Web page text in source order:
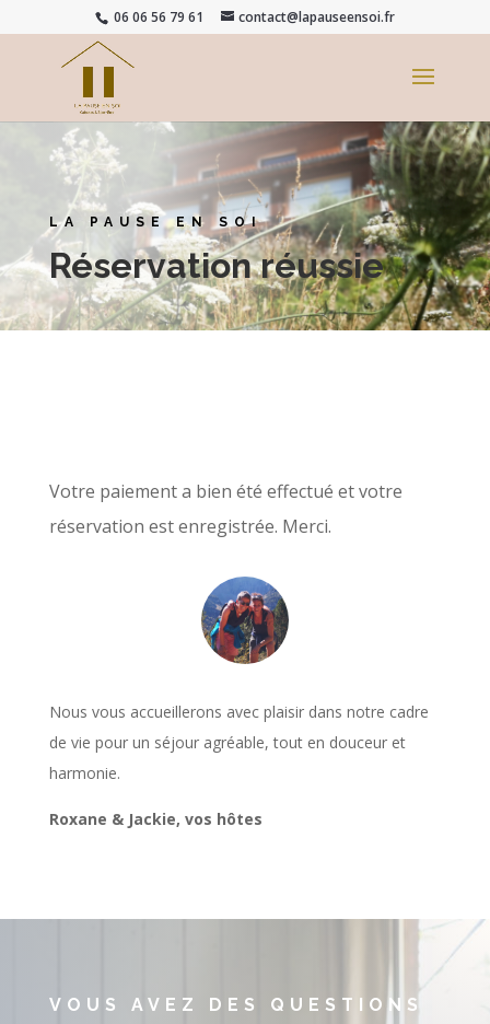
06 06 56 79 61 contact@lapauseensoi.fr
LA PAUSE EN SOI
Réservation réussie
Votre paiement a bien été effectué et votre
réservation est enregistrée. Merci.
Nous vous accueillerons avec plaisir dans notre cadre
de vie pour un séjour agréable, tout en douceur et
harmonie.
Roxane & Jackie, vos hôtes
VOUS AVEZ DES QUESTIONS